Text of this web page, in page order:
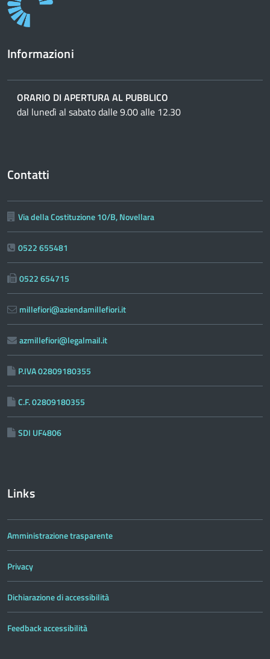
Informazioni
ORARIO DI APERTURA AL PUBBLICO
dal lunedì al sabato dalle 9.00 alle 12.30
Contatti
Via della Costituzione 10/B, Novellara
0522 655481
0522 654715
millefiori@aziendamillefiori.it
azmillefiori@legalmail.it
P.IVA 02809180355
C.F. 02809180355
SDI UF4806
Links
Amministrazione trasparente
Privacy
Dichiarazione di accessibilità
Feedback accessibilità